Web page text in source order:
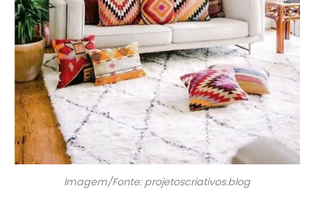
Imagem/Fonte: projetoscriativos.blog